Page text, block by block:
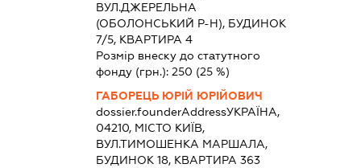
ВУЛ.ДЖЕРЕЛЬНА
(ОБОЛОНСЬКИЙ Р-Н), БУДИНОК
7/5, КВАРТИРА 4
Розмір внеску до статутного
фонду (грн.): 250 (25 %)
ГАБОРЕЦЬ ЮРІЙ ЮРІЙОВИЧ
dossier.founderAddressУКРАЇНА,
04210, МІСТО КИЇВ,
ВУЛ.ТИМОШЕНКА МАРШАЛА,
БУДИНОК 18, КВАРТИРА 363